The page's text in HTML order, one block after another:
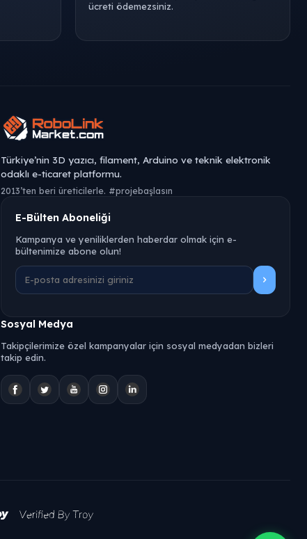
ücreti ödemezsiniz.
Türkiye’nin 3D yazıcı, filament, Arduino ve teknik elektronik
odaklı e-ticaret platformu.
2013’ten beri üreticilerle. #projebaşlasın
E-Bülten Aboneliği
Kampanya ve yeniliklerden haberdar olmak için e-
bültenimize abone olun!
Sosyal Medya
Takipçilerimize özel kampanyalar için sosyal medyadan bizleri
takip edin.